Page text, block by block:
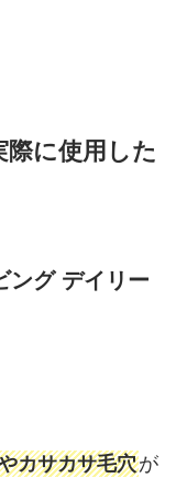
に使用した
ング デイリー
カサカサ毛穴が